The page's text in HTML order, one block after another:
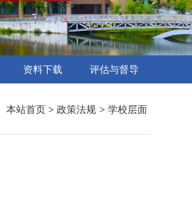
资料下载 评估与督导
本站首页 > 政策法规 > 学校层面